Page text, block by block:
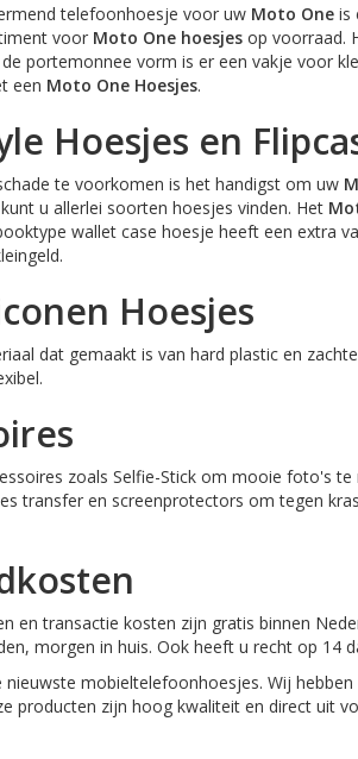
telefoonhoesje voor uw Moto Oneis
voor Moto One hoesjes op voorraad.
portemonnee vorm is er een vakje voor
een Moto One Hoesjes.
Hoesjes en
te voorkomen is het handigst om uw
u allerlei soorten hoesjes vinden. Het
wallet case hoesje heeft een extra
Hoesjes
dat gemaakt is van hard plastic en
zoals Selfie-Stick om mooie foto's
transfer en screenprotectors om tegen
en transactie kosten zijn gratis binnen
morgen in huis. Ook heeft u recht op 14
nieuwste mobieltelefoonhoesjes. Wij
producten zijn hoog kwaliteit en direct uit